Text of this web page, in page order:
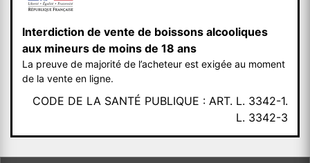
Interdiction de vente de boissons alcooliques
aux mineurs de moins de 18 ans
La preuve de majorité de l’acheteur est exigée au moment
de la vente en ligne.
CODE DE LA SANTÉ PUBLIQUE : ART. L. 3342-1.
L. 3342-3